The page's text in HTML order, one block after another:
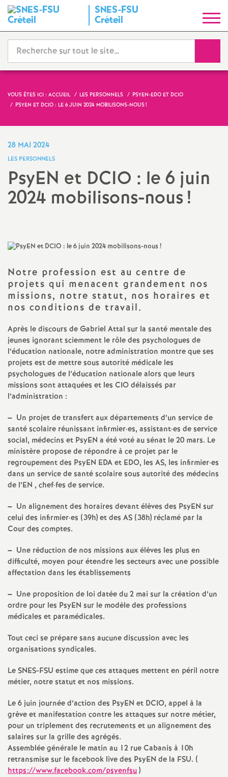
SNES-FSU
Créteil
y
n
d
i
a
t
t
i
o
n
a
l
d
e
s
E
s
e
i
g
n
e
m
e
VOUS ÊTES ICI : ACCUEIL LES PERSONNELS PSYEN-EDO ET DCIO
PSYEN ET DCIO : LE 6 JUIN 2024 MOBILISONS-NOUS!
28 MAI 2024
LES PERSONNELS
PsyEN et DCIO : le 6 juin
2024 mobilisons-nous!
Notre profession est au centre de
projets qui menacent grandement nos
missions, notre statut, nos horaires et
nos conditions de travail.
Après le discours de Gabriel Attal sur la santé mentale des
jeunes ignorant sciemment le rôle des psychologues de
l’éducation nationale, notre administration montre que ses
projets est de mettre sous autorité médicale les
psychologues de l’éducation nationale alors que leurs
missions sont attaquées et les CIOdélaissés par
l’administration :
– Un projet de transfert aux départements d’un service de
santé scolaire réunissant infirmier·es, assistant·es de service
social, médecins et PsyEN a été voté au sénat le 20 mars. Le
ministère propose de répondre à ce projet par le
regroupement des PsyEN EDAet EDO, les AS, les infirmier·es
dans un service de santé scolaire sous autorité des médecins
de l’EN , chef·fes de service.
– Un alignement des horaires devant élèves des PsyEN sur
celui des infirmier·es (39h) et des AS (38h) réclamé par la
Cour des comptes.
– Une réduction de nos missions aux élèves les plus en
difficulté, moyen pour étendre les secteurs avec une possible
affectation dans les établissements
– Une proposition de loi datée du 2 mai sur la création d’un
ordre pour les PsyEN sur le modèle des professions
médicales et paramédicales.
Tout ceci se prépare sans aucune discussion avec les
organisations syndicales.
LeSNES-FSU estime que ces attaques mettent en péril notre
métier, notre statut et nos missions.
Le 6 juin journée d’action des PsyEN et DCIO, appel à la
grève et manifestation contre les attaques sur notre métier,
pour un triplement des recrutements et un alignement des
salaires sur la grille des agrégés.
Assemblée générale le matin au 12 rue Cabanis à 10h
retransmise sur le facebook live des PsyEN de la FSU. (
https://www.facebook.com/psyenfsu)